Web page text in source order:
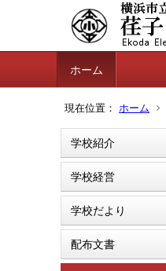
ホーム
現在位置： ホーム
学校紹介
学校経営
学校だより
配布文書